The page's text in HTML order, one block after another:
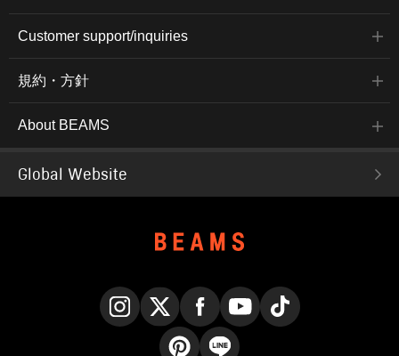
Customer support/inquiries
規約・方針
About BEAMS
Global Website